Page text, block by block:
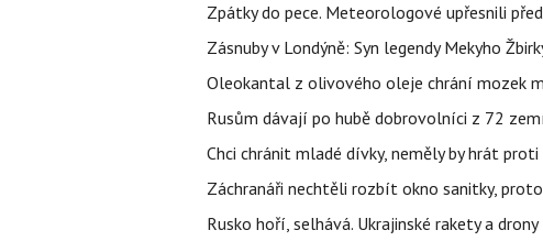
Zpátky do pece. Meteorologové upřesnili
Zásnuby v Londýně: Syn legendy Mekyho
Oleokantal z olivového oleje chrání mozek
Rusům dávají po hubě dobrovolníci z 72
Chci chránit mladé dívky, neměly by hrát
Záchranáři nechtěli rozbít okno sanitky,
Rusko hoří, selhává. Ukrajinské rakety a